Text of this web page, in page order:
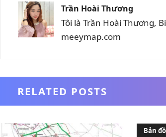
Trần Hoài Thương
Tôi là Trần Hoài Thương,
meeymap.com
RELATED POSTS
Bản